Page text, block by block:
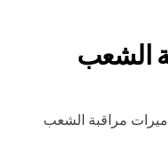
الشعب
مراقبة الشعب